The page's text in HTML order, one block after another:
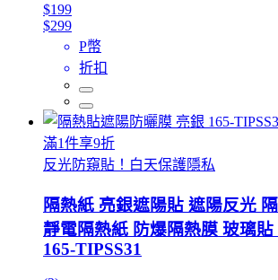
$199
$299
P幣
折扣
滿1件享9折
反光防窺貼！白天保護隱私
隔熱紙 亮銀遮陽貼 遮陽反光
靜電隔熱紙 防爆隔熱膜 玻璃貼
165-TIPSS31